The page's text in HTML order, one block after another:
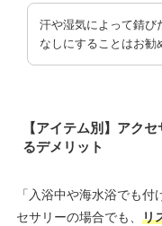
汗や湿気によって錆び
なしにすることはお勧
【アイテム別】アク
るデメリット
「入浴中や海水浴でも
セサリーの場合でも、 リ